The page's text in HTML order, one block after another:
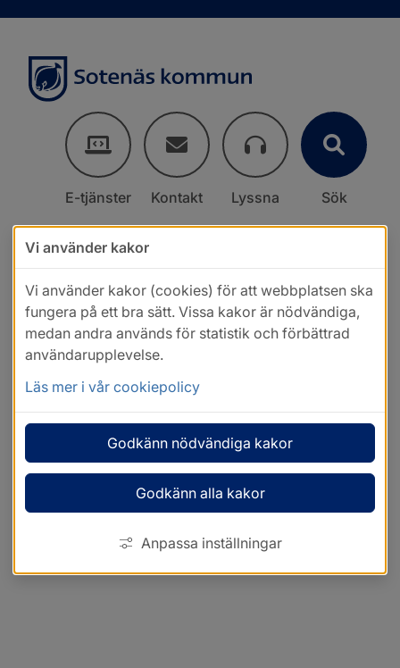
E-tjänster Kontakt Lyssna Sök
Vi använder kakor
Vi använder kakor (cookies) för att webbplatsen ska
fungera på ett bra sätt. Vissa kakor är nödvändiga,
medan andra används för statistik och förbättrad
användarupplevelse.
Läs mer i vår cookiepolicy
Godkänn nödvändiga kakor
Godkänn alla kakor
Anpassa inställningar